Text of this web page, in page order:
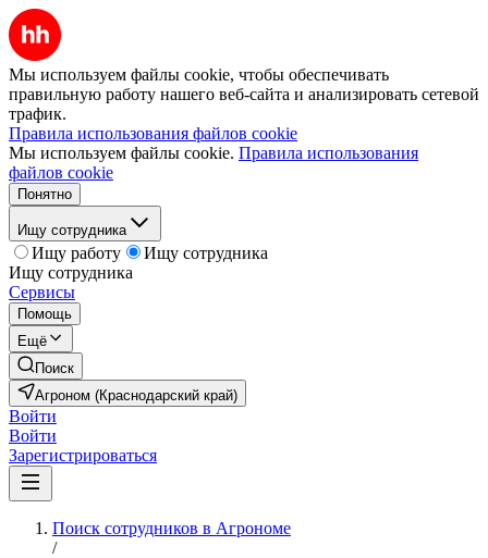
Мы используем файлы cookie, чтобы обеспечивать
правильную работу нашего веб-сайта и анализировать сетевой
трафик.
Правила использования файлов cookie
Мы используем файлы cookie. Правила использования
файлов cookie
Понятно
Ищу сотрудника
Ищу работу
Ищу сотрудника
Ищу сотрудника
Сервисы
Помощь
Ещё
Поиск
Агроном (Краснодарский край)
Войти
Войти
Зарегистрироваться
Поиск сотрудников в Агрономе
/